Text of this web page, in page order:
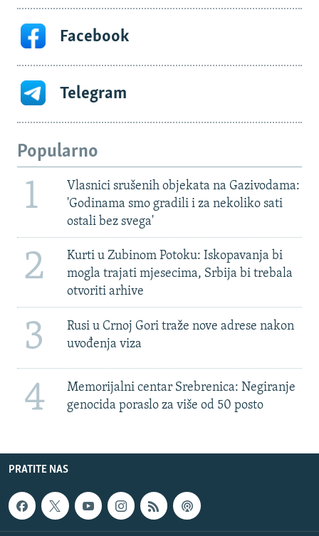
Facebook
Telegram
Popularno
1
Vlasnici srušenih objekata na Gazivodama:
'Godinama smo gradili i za nekoliko sati
ostali bez svega'
2
Kurti u Zubinom Potoku: Iskopavanja bi
mogla trajati mjesecima, Srbija bi trebala
otvoriti arhive
3
Rusi u Crnoj Gori traže nove adrese nakon
uvođenja viza
4
Memorijalni centar Srebrenica: Negiranje
genocida poraslo za više od 50 posto
PRATITE NAS